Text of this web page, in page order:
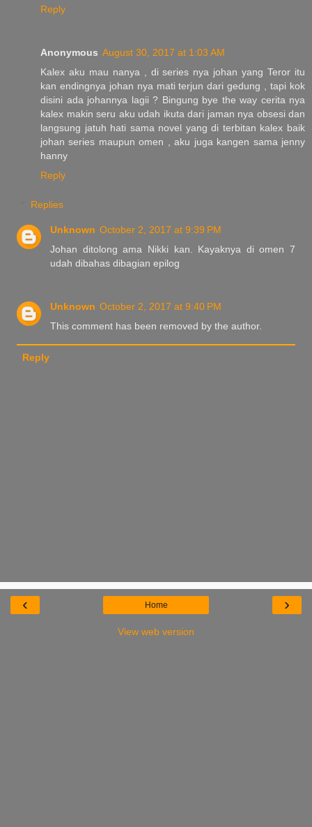
Reply
Anonymous August 30, 2017 at 1:03 AM
Kalex aku mau nanya , di series nya johan yang Teror itu
kan endingnya johan nya mati terjun dari gedung , tapi kok
disini ada johannya lagii ? Bingung bye the way cerita nya
kalex makin seru aku udah ikuta dari jaman nya obsesi dan
langsung jatuh hati sama novel yang di terbitan kalex baik
johan series maupun omen , aku juga kangen sama jenny
hanny
Reply
Replies
Unknown October 2, 2017 at 9:39 PM
Johan ditolong ama Nikki kan. Kayaknya di omen 7
udah dibahas dibagian epilog
Unknown October 2, 2017 at 9:40 PM
This comment has been removed by the author.
Reply
‹ ›
Home
View web version